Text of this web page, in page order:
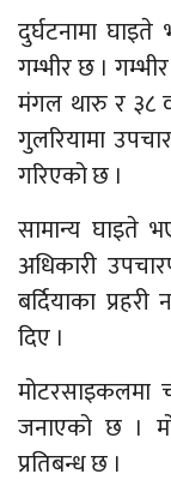
दुर्घटनामा
गम्भीर छ ।
मंगल थारु र ३८
गुलरियामा
गरिएको छ ।
सामान्य घाइते
अधिकारी
बर्दियाका
दिए ।
मोटरसाइकलमा
जनाएको छ ।
प्रतिबन्ध छ ।